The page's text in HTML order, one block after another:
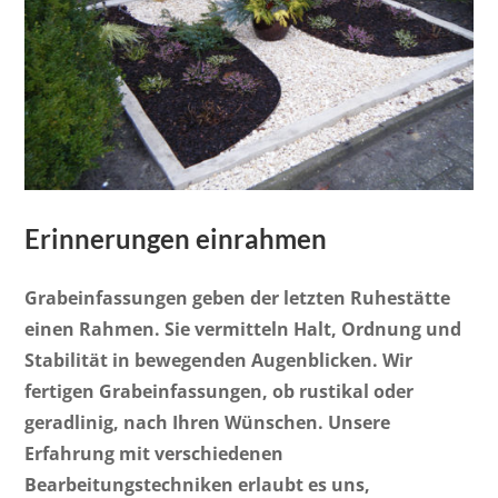
Erinnerungen einrahmen
Grabeinfassungen geben der letzten Ruhestätte
einen Rahmen. Sie vermitteln Halt, Ordnung und
Stabilität in bewegenden Augenblicken. Wir
fertigen Grabeinfassungen, ob rustikal oder
geradlinig, nach Ihren Wünschen. Unsere
Erfahrung mit verschiedenen
Bearbeitungstechniken erlaubt es uns,